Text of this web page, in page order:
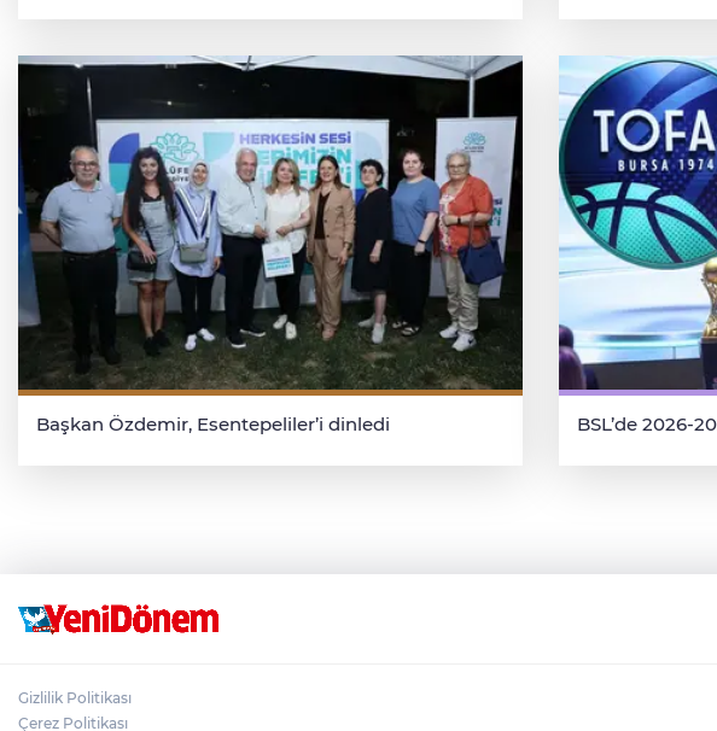
Başkan Özdemir, Esentepeliler’i dinledi BSL’de 2026-
Gizlilik Politikası
Çerez Politikası